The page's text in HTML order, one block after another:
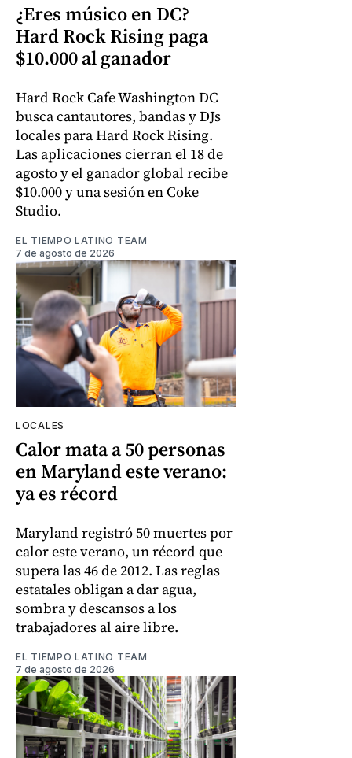
¿Eres músico en DC?
Hard Rock Rising paga
$10.000 al ganador
Hard Rock Cafe Washington DC
busca cantautores, bandas y DJs
locales para Hard Rock Rising.
Las aplicaciones cierran el 18 de
agosto y el ganador global recibe
$10.000 y una sesión en Coke
Studio.
EL TIEMPO LATINO TEAM
7 de agosto de 2026
LOCALES
Calor mata a 50 personas
en Maryland este verano:
ya es récord
Maryland registró 50 muertes por
calor este verano, un récord que
supera las 46 de 2012. Las reglas
estatales obligan a dar agua,
sombra y descansos a los
trabajadores al aire libre.
EL TIEMPO LATINO TEAM
7 de agosto de 2026